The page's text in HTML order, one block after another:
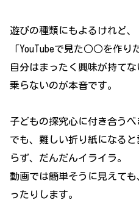
遊びの種類にもよるけれど、
「YouTubeで見た○○を作り
自分はまったく興味が持て
乗らないのが本音です。
子どもの探究心に付き合うべ
でも、難しい折り紙になる
らず、だんだんイライラ。
動画では簡単そうに見えて
ったりします。